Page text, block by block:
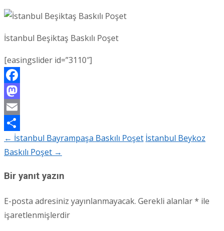
İstanbul Beşiktaş Baskılı Poşet
[easingslider id=”3110″]
Facebook
Mastodon
Email
Share
Post
← İstanbul Bayrampaşa Baskılı Poşet İstanbul Beykoz
Baskılı Poşet →
Bir yanıt yazın
E-posta adresiniz yayınlanmayacak. Gerekli alanlar* ile
işaretlenmişlerdir